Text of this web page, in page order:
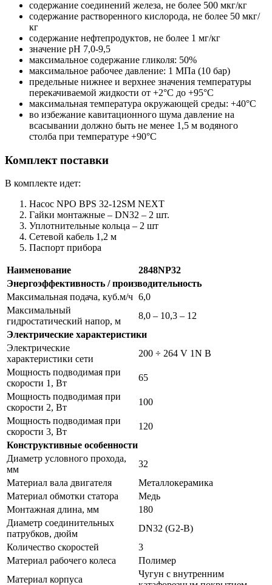
содержание соединений железа, не более 500 мкг/кг
содержание растворенного кислорода, не более 50 мкг/
кг
содержание нефтепродуктов, не более 1 мг/кг
значение рН 7,0-9,5
максимальное содержание гликоля: 50%
максимальное рабочее давление: 1 МПа (10 бар)
предельные нижнее и верхнее значения температуры
перекачиваемой жидкости от +2°С до +95°С
максимальная температура окружающей среды: +40°С
во избежание кавитационного шума давление на
всасывании должно быть не менее 1,5 м водяного
столба при температуре +90°С
Комплект поставки
В комплекте идет:
Насос NPO BPS 32-12SM NEXT
Гайки монтажные – DN32 – 2 шт.
Уплотнительные кольца – 2 шт
Сетевой кабель 1,2 м
Паспорт прибора
Наименование
2848NP32
Энергоэффективность / производительность
Максимальная подача, куб.м/ч 6,0
Максимальный
гидростатический напор, м
8,0 – 10,3 – 12
Электрические характеристики
Электрические
характеристики сети
200 ÷ 264 V 1N В
Мощность подводимая при
скорости 1, Вт
65
Мощность подводимая при
скорости 2, Вт
100
Мощность подводимая при
скорости 3, Вт
120
Конструктивные особенности
Диаметр условного прохода,
мм
32
Материал вала двигателя
Металлокерамика
Материал обмотки статора
Медь
Монтажная длина, мм
180
Диаметр соединительных
патрубков, дюйм
DN32 (G2-B)
Количество скоростей
3
Материал рабочего колеса
Полимер
Материал корпуса
Чугун с внутренним